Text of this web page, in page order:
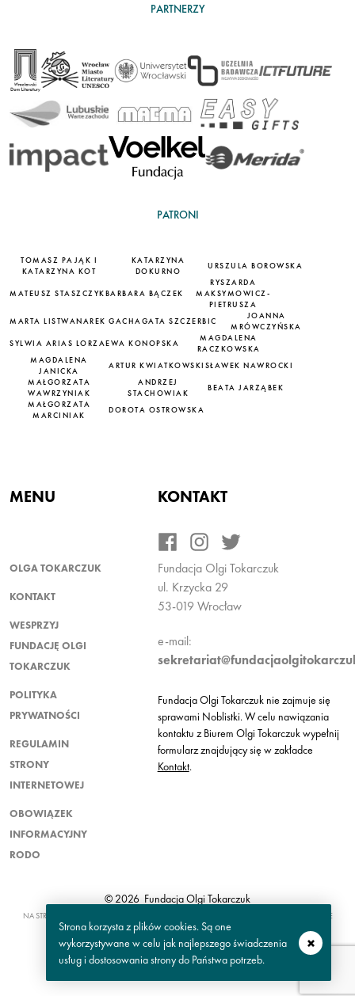
PARTNERZY
PATRONI
TOMASZ PAJĄK I
KATARZYNA KOT
KATARZYNA
DOKURNO
URSZULA BOROWSKA
MATEUSZ STASZCZYKBARBARA BĄCZEK
RYSZARDA
MAKSYMOWICZ-
PIETRUSZA
MARTA LISTWANAREK GACHAGATA SZCZERBIC
JOANNA
MRÓWCZYŃSKA
SYLWIA ARIAS LORZAEWA KONOPSKA
MAGDALENA
RACZKOWSKA
MAGDALENA
JANICKA
ARTUR KWIATKOWSKI SŁAWEK NAWROCKI
MAŁGORZATA
WAWRZYNIAK
ANDRZEJ
STACHOWIAK
BEATA JARZĄBEK
MAŁGORZATA
MARCINIAK
DOROTA OSTROWSKA
MENU KONTAKT
OLGA TOKARCZUK
KONTAKT
WESPRZYJ
FUNDACJĘ OLGI
TOKARCZUK
POLITYKA
PRYWATNOŚCI
REGULAMIN
STRONY
INTERNETOWEJ
OBOWIĄZEK
INFORMACYJNY
RODO
Fundacja Olgi Tokarczuk
ul. Krzycka 29
53-019 Wrocław
e-mail:
Fundacja Olgi Tokarczuk nie zajmuje się
sprawami Noblistki. W celu nawiązania
kontaktu z Biurem Olgi Tokarczuk wypełnij
formularz znajdujący się w zakładce
Kontakt.
© 2026 Fundacja Olgi Tokarczuk
NA STRONIE WYKORZYSTANO ZDJĘCIA AUTORSTWA: RENATE VON MANGOLD ORAZ ZDJĘCIE
UZDROWISKA W SOKOŁOWSKU – PAWULON
Strona korzysta z plików cookies. Są one
wykorzystywane w celu jak najlepszego świadczenia
usług i dostosowania strony do Państwa potrzeb.